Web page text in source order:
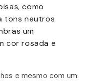
como
tons neutros
um
cor rosada e